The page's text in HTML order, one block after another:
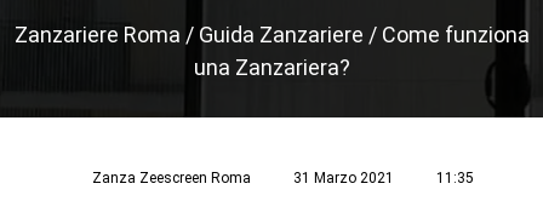
Zanzariere Roma / Guida Zanzariere / Come funziona
una Zanzariera?
Zanza Zeescreen Roma 31 Marzo 2021 11:35